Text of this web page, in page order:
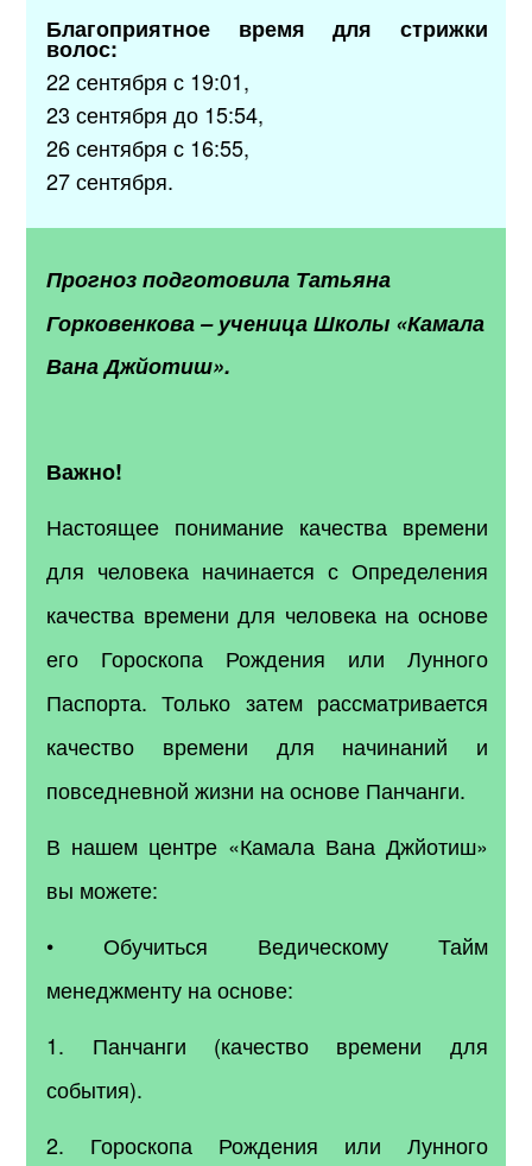
Благоприятное время для стрижки
волос:
22 сентября с 19:01,
23 сентября до 15:54,
26 сентября с 16:55,
27 сентября.
Прогноз подготовила Татьяна
Горковенкова – ученица Школы «Камала
Вана Джйотиш».
Важно!
Настоящее понимание качества времени
для человека начинается с Определения
качества времени для человека на основе
его Гороскопа Рождения или Лунного
Паспорта. Только затем рассматривается
качество времени для начинаний и
повседневной жизни на основе Панчанги.
В нашем центре «Камала Вана Джйотиш»
вы можете:
• Обучиться Ведическому Тайм
менеджменту на основе:
1. Панчанги (качество времени для
события).
2. Гороскопа Рождения или Лунного